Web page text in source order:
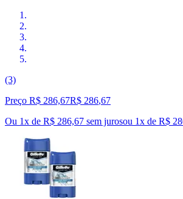
(3)
Preço R$ 286,67R$ 286,67
Ou 1x de R$ 286,67 sem jurosou 1x de R$